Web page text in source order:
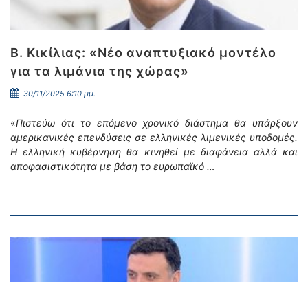
Β. Κικίλιας: «Νέο αναπτυξιακό μοντέλο
για τα λιμάνια της χώρας»
30/11/2025 6:10 μμ.
«Πιστεύω ότι το επόμενο χρονικό διάστημα θα υπάρξουν
αμερικανικές επενδύσεις σε ελληνικές λιμενικές υποδομές.
Η ελληνική κυβέρνηση θα κινηθεί με διαφάνεια αλλά και
αποφασιστικότητα με βάση το ευρωπαϊκό …